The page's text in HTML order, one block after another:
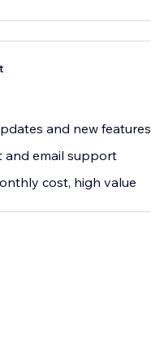
and new features
and email support
cost, high value